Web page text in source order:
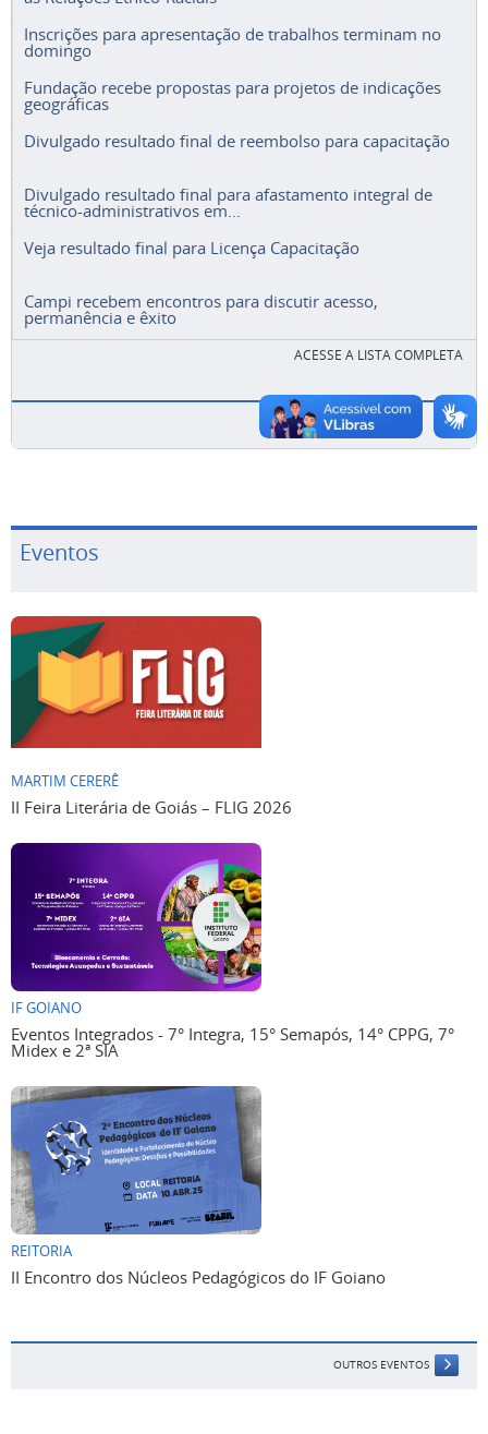
Inscrições para apresentação de trabalhos terminam no
domingo
Fundação recebe propostas para projetos de indicações
geográficas
Divulgado resultado final de reembolso para capacitação
Divulgado resultado final para afastamento integral de
técnico-administrativos em...
Veja resultado final para Licença Capacitação
Campi recebem encontros para discutir acesso,
permanência e êxito
ACESSE A LISTA COMPLETA
Eventos
MARTIM CERERÊ
II Feira Literária de Goiás – FLIG 2026
IF GOIANO
Eventos Integrados - 7° Integra, 15° Semapós, 14° CPPG, 7°
Midex e 2ª SIA
REITORIA
II Encontro dos Núcleos Pedagógicos do IF Goiano
OUTROS EVENTOS